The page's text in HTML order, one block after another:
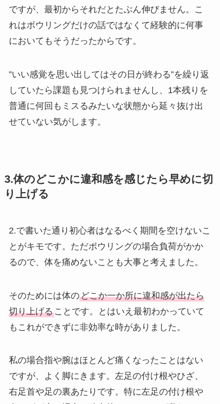
ですが、最初からそれだとたぶん伸びません。こ
れはボウリングだけの話ではなくて経験的に何事
においてもそうだったからです。
”いい感覚を思い出してはその日が終わる”を繰り返
していたら課題も見つけられませんし、1本残りを
普通に何回もミスるみたいな状態から延々抜け出
せていない気がします。
3.体のどこかに違和感を感じたら早めに切
り上げる
2.で書いた通り初心者はなるべく期間を空けないこ
とがキモです。ただボウリングの場合負荷がかか
るので、体を痛めないことも大事と考えました。
そのためには体のどこか一か所に違和感が出たら
切り上げることです。とはいえ最初わかっていて
もこれができずに非効率な時がありました。
私の場合指や腕はほとんど痛くなったことはない
ですが、よく脚にきます。左足の付け根やひざ、
右足首や足の裏あたりです。特に左足の付け根や